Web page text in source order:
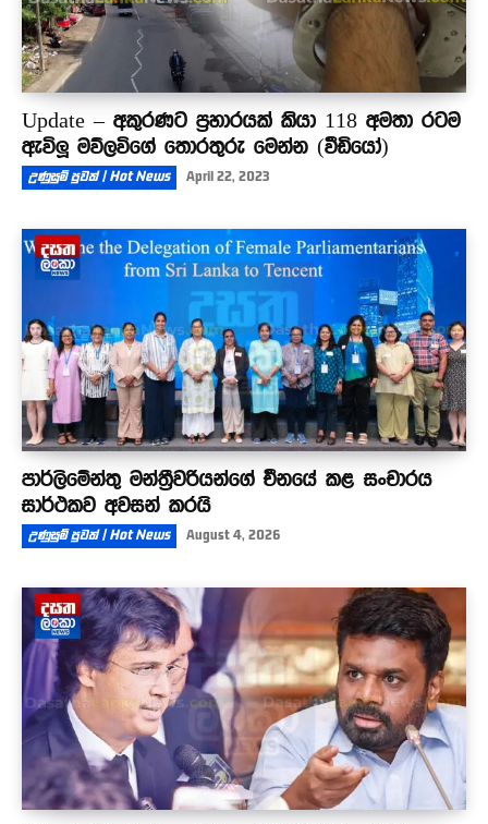
Update – අකුරණට ප්‍රහාරයක් කියා 118 අමතා රටම
ඇවිලූ මව්ලවිගේ තොරතුරු මෙන්න (වීඩියෝ)
උණුසුම් පුවත් | Hot News April 22, 2023
පාර්ලිමේන්තු මන්ත්‍රීවරියන්ගේ චීනයේ කළ සංචාරය
සාර්ථකව අවසන් කරයි
උණුසුම් පුවත් | Hot News August 4, 2026